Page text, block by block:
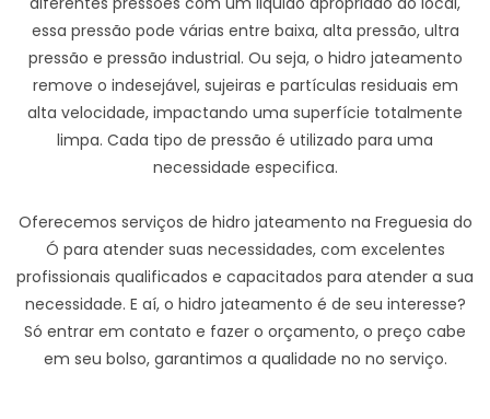
essa pressão pode várias entre baixa, alta pressão, ultra
pressão e pressão industrial. Ou seja, o hidro jateamento
remove o indesejável, sujeiras e partículas residuais em
alta velocidade, impactando uma superfície totalmente
limpa. Cada tipo de pressão é utilizado para uma
necessidade especifica.
Oferecemos serviços de hidro jateamento na Freguesia do
Ó para atender suas necessidades, com excelentes
profissionais qualificados e capacitados para atender a sua
necessidade. E aí, o hidro jateamento é de seu interesse?
Só entrar em contato e fazer o orçamento, o preço cabe
em seu bolso, garantimos a qualidade no no serviço.